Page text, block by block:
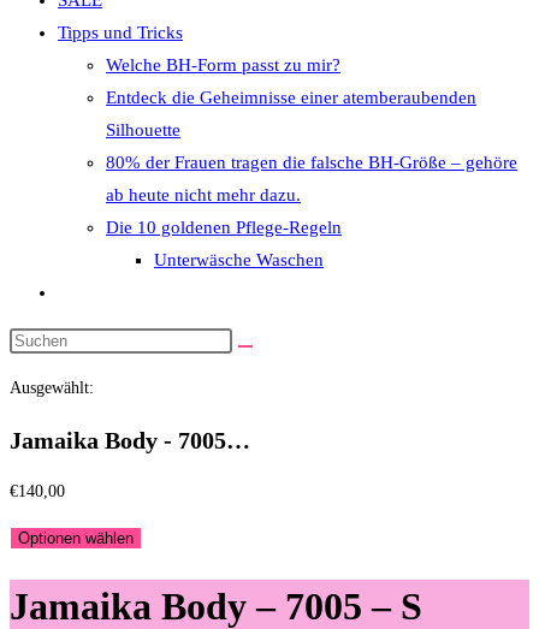
Tipps und Tricks
Welche BH-Form passt zu mir?
Entdeck die Geheimnisse einer atemberaubenden
Silhouette
80% der Frauen tragen die falsche BH-Größe – gehöre
ab heute nicht mehr dazu.
Die 10 goldenen Pflege-Regeln
Unterwäsche Waschen
umschalten
Diese
durchsuchen
Ausgewählt:
Jamaika Body - 7005…
€140,00
Optionen wählen
Jamaika Body – 7005 – S